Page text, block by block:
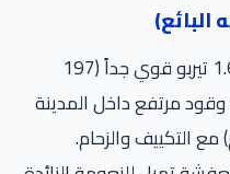
محرك الـ 1.6 تيربو قوي جداً (197
مرتفع داخل المدينة